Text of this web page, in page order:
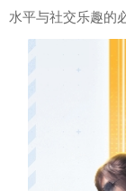
水平与社交乐趣的